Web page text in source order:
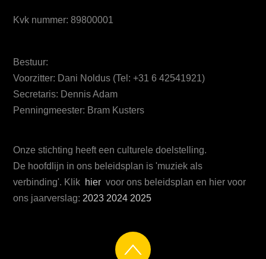
Kvk nummer: 89800001
Bestuur:
Voorzitter: Dani Noldus (Tel: +31 6 42541921)
Secretaris: Dennis Adam
Penningmeester: Bram Kusters
Onze stichting heeft een culturele doelstelling.
De hoofdlijn in ons beleidsplan is 'muziek als
verbinding'. Klik hier voor ons beleidsplan en hier voor
ons jaarverslag: 2023 2024 2025